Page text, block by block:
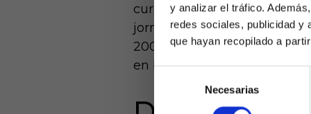
y analizar el tráfico.
redes sociales, publicidad y
que hayan recopilado a
consentimiento
Necesarias
mayores de
curso, igualando al
jornadas y solamente
2005/06, y la mejor marca
en la campaña 1989/90.